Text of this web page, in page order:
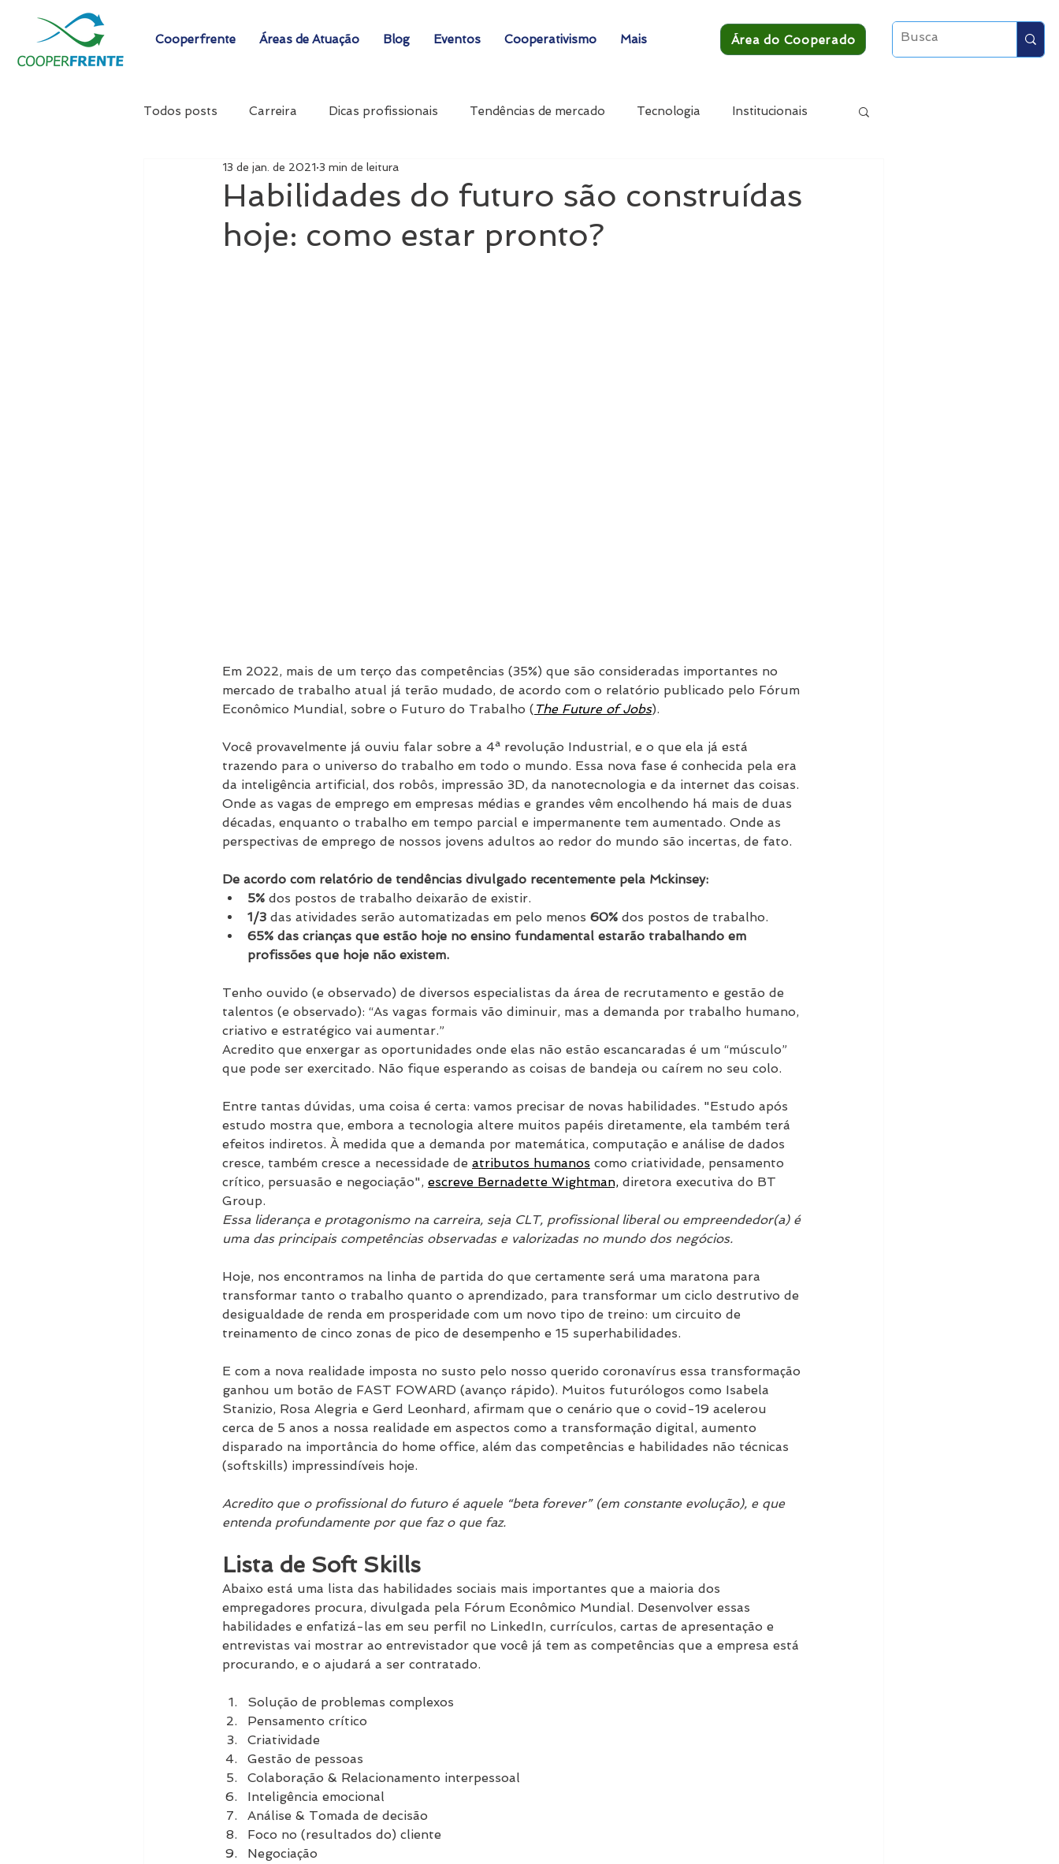
Cooperfrente Áreas de Atuação Blog Eventos Cooperativismo Mais Área do Cooperado
Todos posts Carreira Dicas profissionais Tendências de mercado Tecnologia Institucionais
Habilidades do futuro são construídas
hoje: como estar pronto?
13 de jan. de 2021 3 min de leitura
Em 2022, mais de um terço das competências (35%) que são consideradas importantes no
mercado de trabalho atual já terão mudado, de acordo com o relatório publicado pelo Fórum
Econômico Mundial, sobre o Futuro do Trabalho ( The Future of Jobs).
Você provavelmente já ouviu falar sobre a 4ª revolução Industrial, e o que ela já está
trazendo para o universo do trabalho em todo o mundo. Essa nova fase é conhecida pela era
da inteligência artificial, dos robôs, impressão 3D, da nanotecnologia e da internet das coisas.
Onde as vagas de emprego em empresas médias e grandes vêm encolhendo há mais de duas
décadas, enquanto o trabalho em tempo parcial e impermanente tem aumentado. Onde as
perspectivas de emprego de nossos jovens adultos ao redor do mundo são incertas, de fato.
De acordo com relatório de tendências divulgado recentemente pela Mckinsey:
5% dos postos de trabalho deixarão de existir.
1/3 das atividades serão automatizadas em pelo menos 60% dos postos de trabalho.
65% das crianças que estão hoje no ensino fundamental estarão trabalhando em
profissões que hoje não existem.
Tenho ouvido (e observado) de diversos especialistas da área de recrutamento e gestão de
talentos (e observado): “As vagas formais vão diminuir, mas a demanda por trabalho humano,
criativo e estratégico vai aumentar.”
Acredito que enxergar as oportunidades onde elas não estão escancaradas é um “músculo”
que pode ser exercitado. Não fique esperando as coisas de bandeja ou caírem no seu colo.
Entre tantas dúvidas, uma coisa é certa: vamos precisar de novas habilidades. "Estudo após
estudo mostra que, embora a tecnologia altere muitos papéis diretamente, ela também terá
efeitos indiretos. À medida que a demanda por matemática, computação e análise de dados
cresce, também cresce a necessidade de atributos humanos como criatividade, pensamento
crítico, persuasão e negociação", escreve Bernadette Wightman, diretora executiva do BT
Group.
Essa liderança e protagonismo na carreira, seja CLT, profissional liberal ou empreendedor(a) é
uma das principais competências observadas e valorizadas no mundo dos negócios.
Hoje, nos encontramos na linha de partida do que certamente será uma maratona para
transformar tanto o trabalho quanto o aprendizado, para transformar um ciclo destrutivo de
desigualdade de renda em prosperidade com um novo tipo de treino: um circuito de
treinamento de cinco zonas de pico de desempenho e 15 superhabilidades.
E com a nova realidade imposta no susto pelo nosso querido coronavírus essa transformação
ganhou um botão de FAST FOWARD (avanço rápido). Muitos futurólogos como Isabela
Stanizio, Rosa Alegria e Gerd Leonhard, afirmam que o cenário que o covid-19 acelerou
cerca de 5 anos a nossa realidade em aspectos como a transformação digital, aumento
disparado na importância do home office, além das competências e habilidades não técnicas
(softskills) impressindíveis hoje.
Acredito que o profissional do futuro é aquele “beta forever” (em constante evolução), e que
entenda profundamente por que faz o que faz.
Lista de Soft Skills
Abaixo está uma lista das habilidades sociais mais importantes que a maioria dos
empregadores procura, divulgada pela Fórum Econômico Mundial. Desenvolver essas
habilidades e enfatizá-las em seu perfil no LinkedIn, currículos, cartas de apresentação e
entrevistas vai mostrar ao entrevistador que você já tem as competências que a empresa está
procurando, e o ajudará a ser contratado.
Solução de problemas complexos
Pensamento crítico
Criatividade
Gestão de pessoas
Colaboração & Relacionamento interpessoal
Inteligência emocional
Análise & Tomada de decisão
Foco no (resultados do) cliente
Negociação